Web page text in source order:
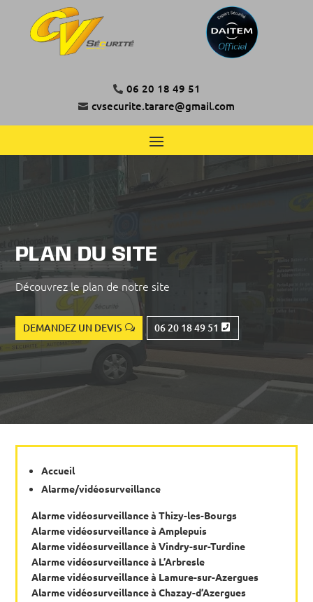
 06 20 18 49 51
 cvsecurite.tarare@gmail.com
PLAN DU SITE
Découvrez le plan de notre site
DEMANDEZ UN DEVIS 06 20 18 49 51
Accueil
Alarme/vidéosurveillance
Alarme vidéosurveillance à Thizy-les-Bourgs
Alarme vidéosurveillance à Amplepuis
Alarme vidéosurveillance à Vindry-sur-Turdine
Alarme vidéosurveillance à L’Arbresle
Alarme vidéosurveillance à Lamure-sur-Azergues
Alarme vidéosurveillance à Chazay-d’Azergues